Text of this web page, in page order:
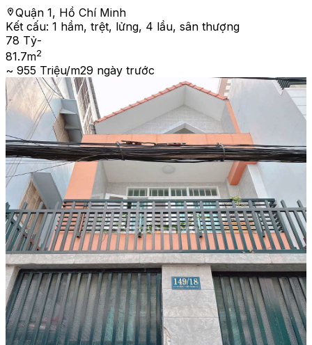
Quận 1, Hồ Chí Minh
Kết cấu: 1 hầm, trệt, lửng, 4 lầu, sân thượng
78 Tỷ-
81.7m2
~ 955 Triệu/m29 ngày trước